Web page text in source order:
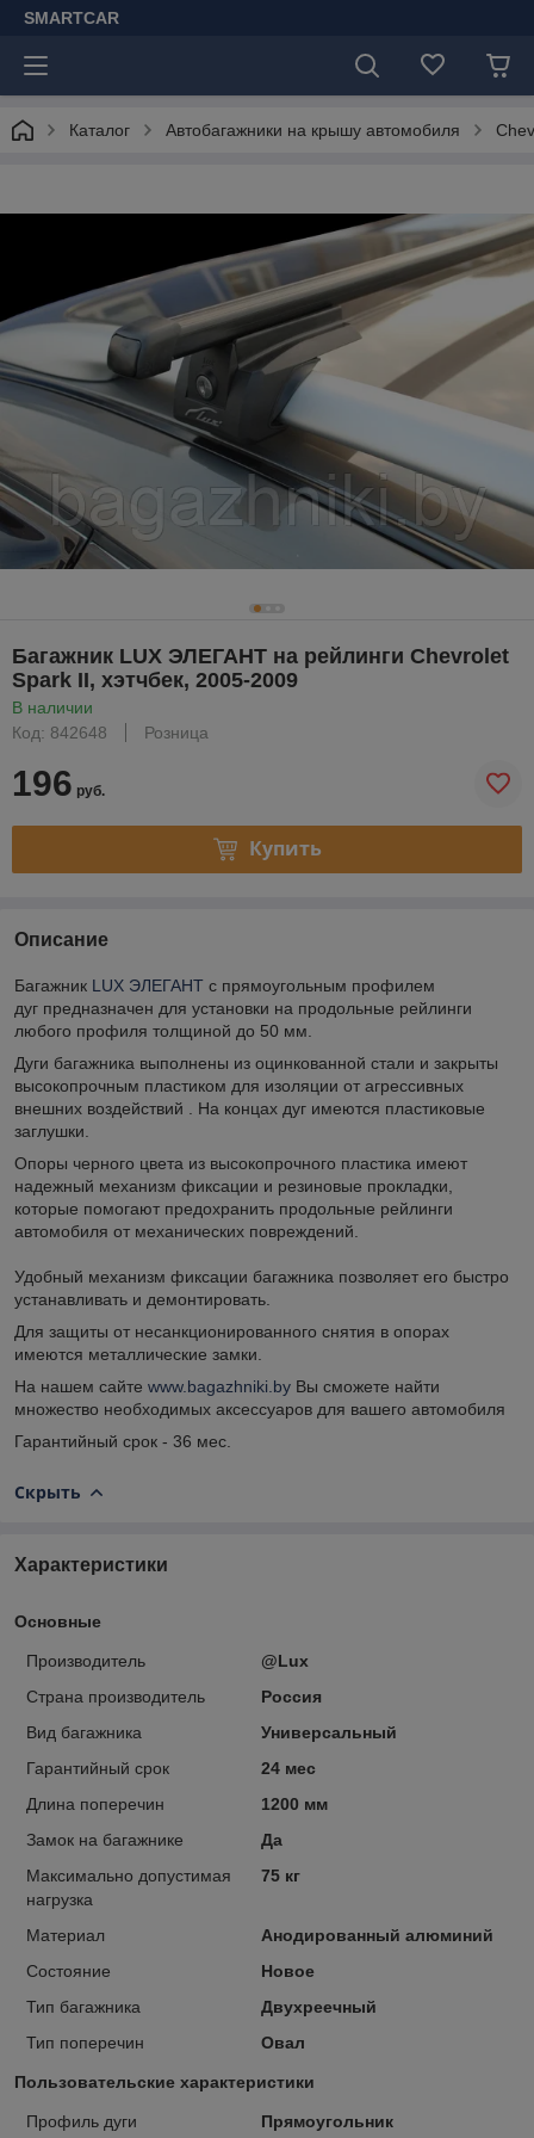
SMARTCAR
Каталог Автобагажники на крышу автомобиля
Багажник LUX ЭЛЕГАНТ на рейлинги Chevrolet
Spark II, хэтчбек, 2005-2009
В наличии
Код: 842648
Розница
196 руб.
Купить
Описание
Багажник LUX ЭЛЕГАНТ с прямоугольным профилем
дуг предназначен для установки на продольные рейлинги
любого профиля толщиной до 50 мм.
Дуги багажника выполнены из оцинкованной стали и закрыты
высокопрочным пластиком для изоляции от агрессивных
внешних воздействий . На концах дуг имеются пластиковые
заглушки.
Опоры черного цвета из высокопрочного пластика имеют
надежный механизм фиксации и резиновые прокладки,
которые помогают предохранить продольные рейлинги
автомобиля от механических повреждений.
Удобный механизм фиксации багажника позволяет его быстро
устанавливать и демонтировать.
Для защиты от несанкционированного снятия в опорах
имеются металлические замки.
На нашем сайте www.bagazhniki.by Вы сможете найти
множество необходимых аксессуаров для вашего автомобиля
Гарантийный срок - 36 мес.
Скрыть
Характеристики
Основные
Производитель
@Lux
Страна производитель
Россия
Вид багажника
Универсальный
Гарантийный срок
24 мес
Длина поперечин
1200 мм
Замок на багажнике
Да
Максимально допустимая
нагрузка
75 кг
Материал
Анодированный алюминий
Состояние
Новое
Тип багажника
Двухреечный
Тип поперечин
Овал
Пользовательские характеристики
Профиль дуги Прямоугольник